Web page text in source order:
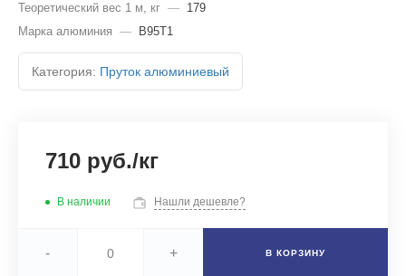
Теоретический вес 1 м, кг — 179
Марка алюминия — В95Т1
Категория: Пруток алюминиевый
710 руб./кг
В наличии Нашли дешевле?
- + В КОРЗИНУ